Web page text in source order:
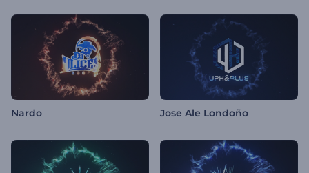
Nardo Jose Ale Londoño